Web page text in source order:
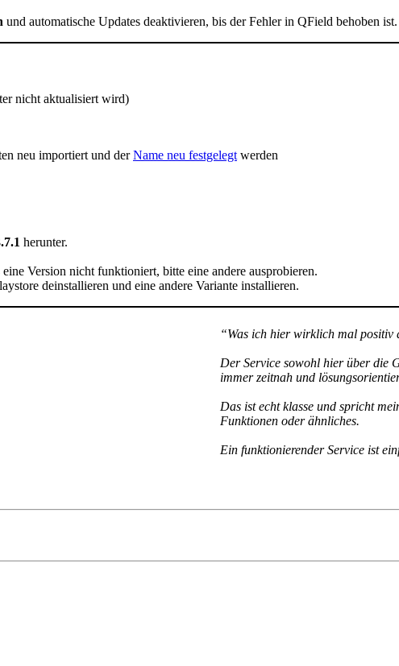
und automatische Updates deaktivieren, bis der Fehler in QField behoben
nicht aktualisiert wird)
neu importiert und derName neu festgelegt werden
herunter.
Version nicht funktioniert, bitte eine andere ausprobieren.
deinstallieren und eine andere Variante installieren.
“Was ich hier wirklich mal positiv
Der Service sowohl hier über die
immer zeitnah und
Das ist echt klasse und spricht
Funktionen oder ähnliches.
Ein funktionierender Service ist